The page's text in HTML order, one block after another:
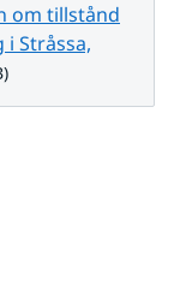
om tillstånd
Stråssa,